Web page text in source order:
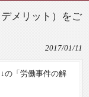
メリット）をご
2017/01/11
の「労働事件の解